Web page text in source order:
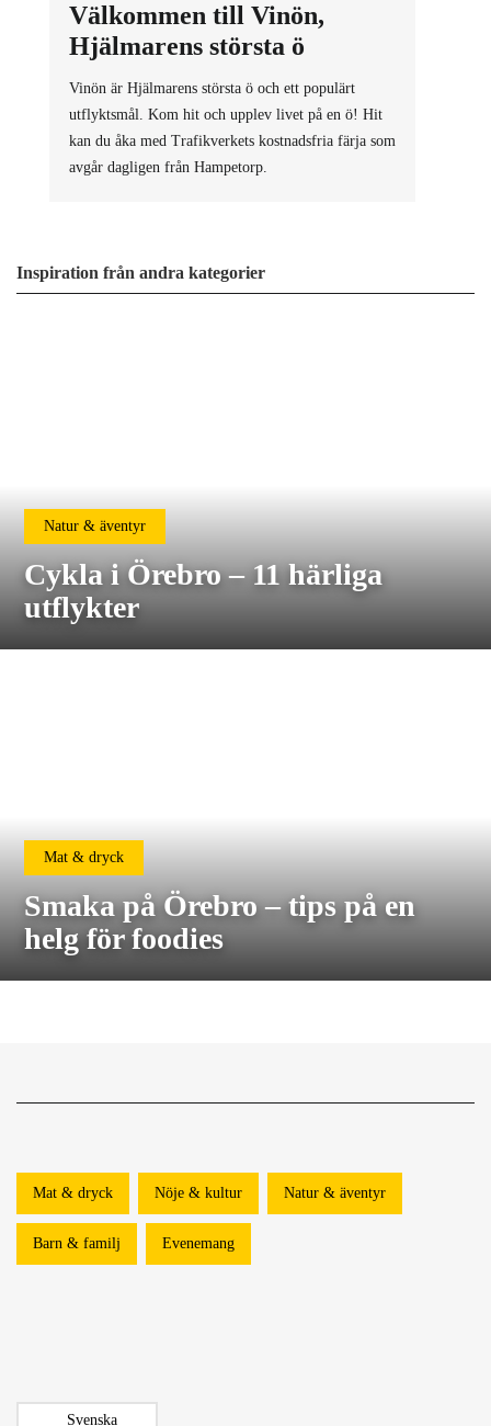
Välkommen till Vinön,
Hjälmarens största ö
Vinön är Hjälmarens största ö och ett populärt
utflyktsmål. Kom hit och upplev livet på en ö! Hit
kan du åka med Trafikverkets kostnadsfria färja som
avgår dagligen från Hampetorp.
Inspiration från andra kategorier
Natur & äventyr
Cykla i Örebro – 11 härliga
utflykter
Mat & dryck
Smaka på Örebro – tips på en
helg för foodies
Svenska
Mat & dryck Nöje & kultur Natur & äventyr
Barn & familj Evenemang